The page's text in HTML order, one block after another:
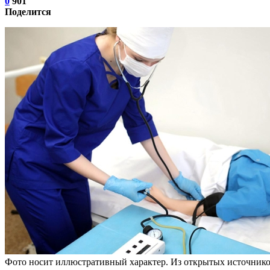
Поделится
Фото носит иллюстративный характер. Из открытых